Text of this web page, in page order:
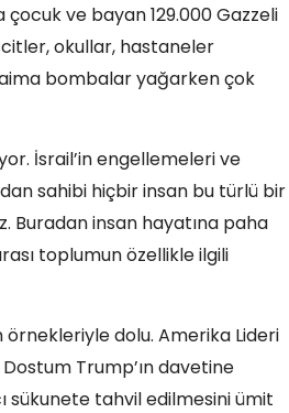
ve bayan 129.000 Gazzeli
okullar, hastaneler
bombalar yağarken çok
İsrail’in engellemeleri ve
sahibi hiçbir insan bu türlü bir
Buradan insan hayatına paha
toplumun özellikle ilgili
örnekleriyle dolu. Amerika Lideri
Trump’ın davetine
sükunete tahvil edilmesini ümit